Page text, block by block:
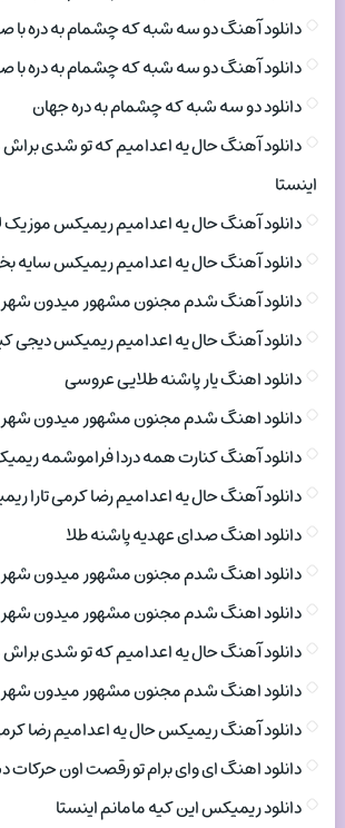
دانلود آهنگ دو سه شبه که چشمام به دره با
دانلود آهنگ دو سه شبه که چشمام به دره با
دانلود دو سه شبه که چشمام به دره جهان
دانلود آهنگ حال یه اعدامیم که تو شدی
اینستا
دانلود آهنگ حال یه اعدامیم ریمیکس موزیک
دانلود آهنگ حال یه اعدامیم ریمیکس سایه
دانلود آهنگ شدم مجنون مشهور میدون
دانلود آهنگ حال یه اعدامیم ریمیکس دیجی
دانلود اهنگ یار پاشنه طلایی عروسی
دانلود اهنگ شدم مجنون مشهور میدون
دانلود آهنگ کنارت همه دردا فراموشمه
دانلود آهنگ حال یه اعدامیم رضا کرمی تارا
دانلود اهنگ صدای عهدیه پاشنه طلا
دانلود اهنگ شدم مجنون مشهور میدون
دانلود اهنگ شدم مجنون مشهور میدون
دانلود آهنگ حال یه اعدامیم که تو شدی
دانلود اهنگ شدم مجنون مشهور میدون
دانلود آهنگ ریمیکس حال یه اعدامیم رضا
دانلود اهنگ ای وای برام تو رقصت اون
دانلود ریمیکس این کیه مامانم اینستا